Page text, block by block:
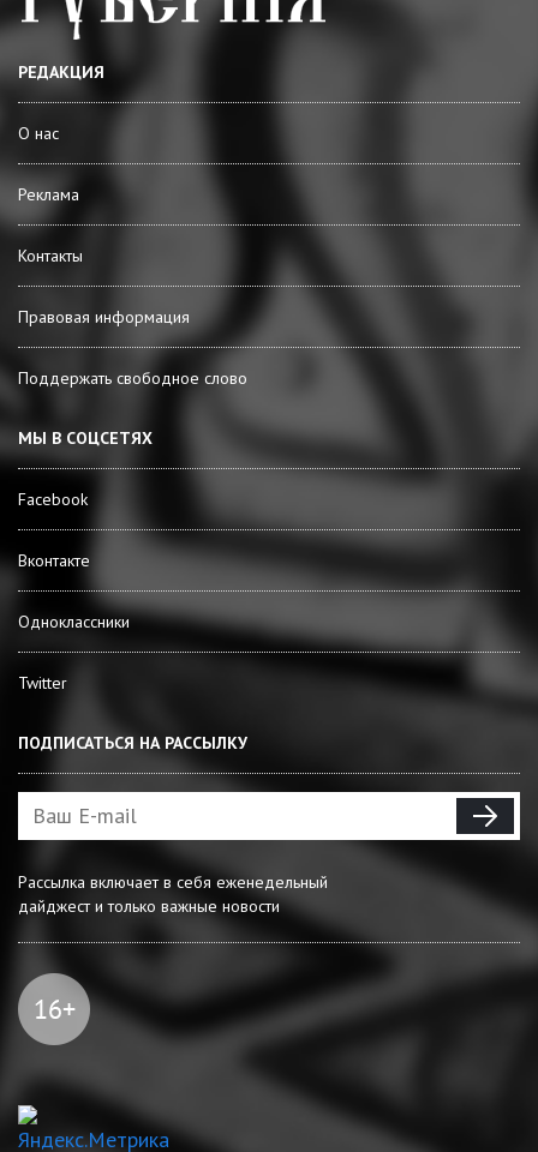
РЕДАКЦИЯ
О нас
Реклама
Контакты
Правовая информация
Поддержать свободное слово
МЫ В СОЦСЕТЯХ
Facebook
Вконтакте
Одноклассники
Twitter
ПОДПИСАТЬСЯ НА РАССЫЛКУ
Рассылка включает в себя еженедельный
дайджест и только важные новости